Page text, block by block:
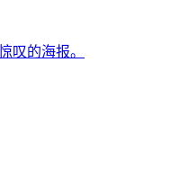
叹的海报。